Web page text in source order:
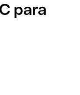
para